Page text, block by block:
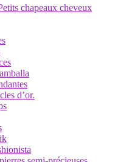
chapeaux cheveux
d’or.